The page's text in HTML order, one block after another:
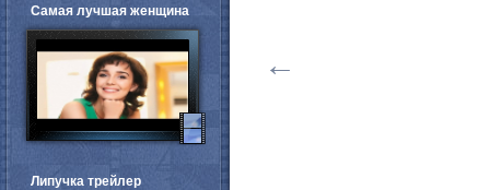
←
Самая лучшая женщина
Липучка трейлер